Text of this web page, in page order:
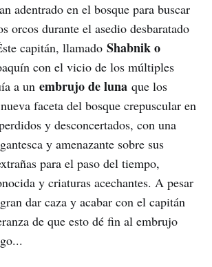
adentrado en el bosque para buscar
orcos durante el asedio desbaratado
capitán, llamado Shabnik o
con el vicio de los múltiples
a un embrujo de luna que los
faceta del bosque crepuscular en
y desconcertados, con una
y amenazante sobre sus
para el paso del tiempo,
y criaturas acechantes. A pesar
dar caza y acabar con el capitán
de que esto dé fin al embrujo